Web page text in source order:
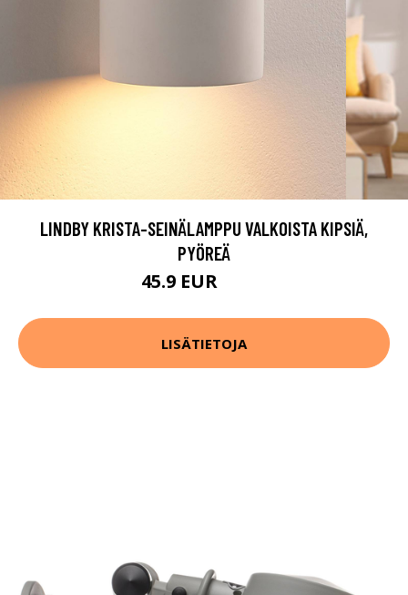
LINDBY KRISTA-SEINÄLAMPPU VALKOISTA KIPSIÄ,
PYÖREÄ
45.9 EUR
LISÄTIETOJA